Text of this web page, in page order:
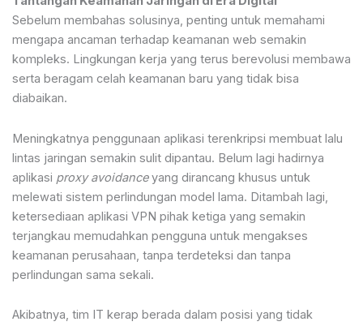
Sebelum membahas solusinya, penting untuk memahami
mengapa ancaman terhadap keamanan web semakin
kompleks. Lingkungan kerja yang terus berevolusi membawa
serta beragam celah keamanan baru yang tidak bisa
diabaikan.
Meningkatnya penggunaan aplikasi terenkripsi membuat lalu
lintas jaringan semakin sulit dipantau. Belum lagi hadirnya
aplikasi proxy avoidanceyang dirancang khusus untuk
melewati sistem perlindungan model lama. Ditambah lagi,
ketersediaan aplikasi VPN pihak ketiga yang semakin
terjangkau memudahkan pengguna untuk mengakses
keamanan perusahaan, tanpa terdeteksi dan tanpa
perlindungan sama sekali.
Akibatnya, tim IT kerap berada dalam posisi yang tidak